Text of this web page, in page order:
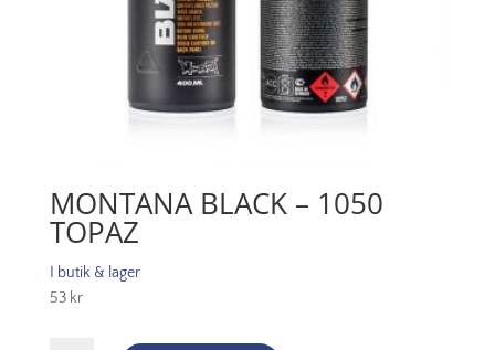
MONTANA BLACK – 1050
TOPAZ
I butik & lager
53 kr